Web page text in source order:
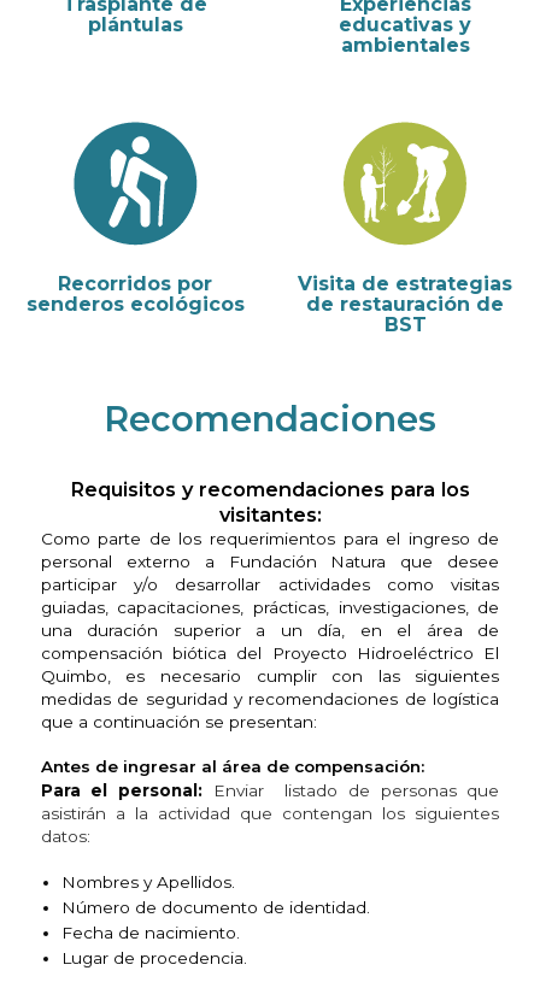
plántulas
educativas y
ambientales
Recorridos por
senderos ecológicos
Visita de estrategias
de restauración de
BST
Recomendaciones
Requisitos y recomendaciones para los
visitantes:
Como parte de los requerimientos para el ingreso de
personal externo a Fundación Natura que desee
participar y/o desarrollar actividades como visitas
guiadas, capacitaciones, prácticas, investigaciones, de
una duración superior a un día, en el área de
compensación biótica del Proyecto Hidroeléctrico El
Quimbo, es necesario cumplir con las siguientes
medidas de seguridad y recomendaciones de logística
que a continuación se presentan:
Antes de ingresar al área de compensación:
Para el personal:
Enviar listado de personas que
asistirán a la actividad que contengan los siguientes
datos:
Nombres y Apellidos.
Número de documento de identidad.
Fecha de nacimiento.
Lugar de procedencia.